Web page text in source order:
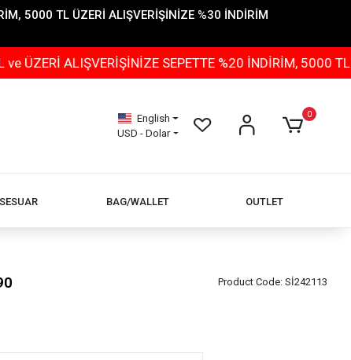
5000 TL ÜZERİ ALIŞVERİŞİNİZE %30 İNDİRİM
SEPETTE %20 İNDİRİM, 5000 TL ÜZERİ
English
USD - Dolar
0
BAG/WALLET OUTLET
Product Code: Sİ242113